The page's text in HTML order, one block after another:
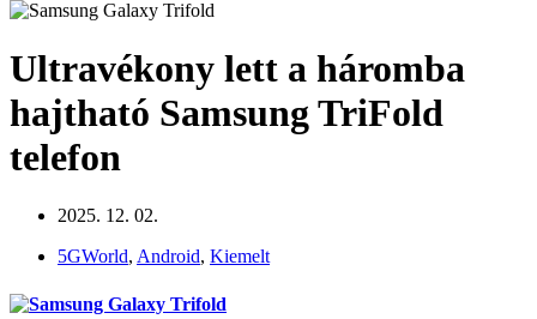
Ultravékony lett a háromba
hajtható Samsung TriFold
telefon
2025. 12. 02.
5GWorld, Android, Kiemelt